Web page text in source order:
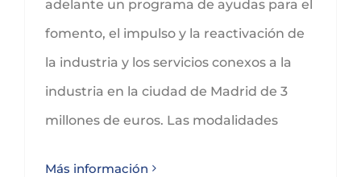
adelante un programa de ayudas para el
fomento, el impulso y la reactivación de
la industria y los servicios conexos a la
industria en la ciudad de Madrid de 3
millones de euros. Las modalidades
Más información